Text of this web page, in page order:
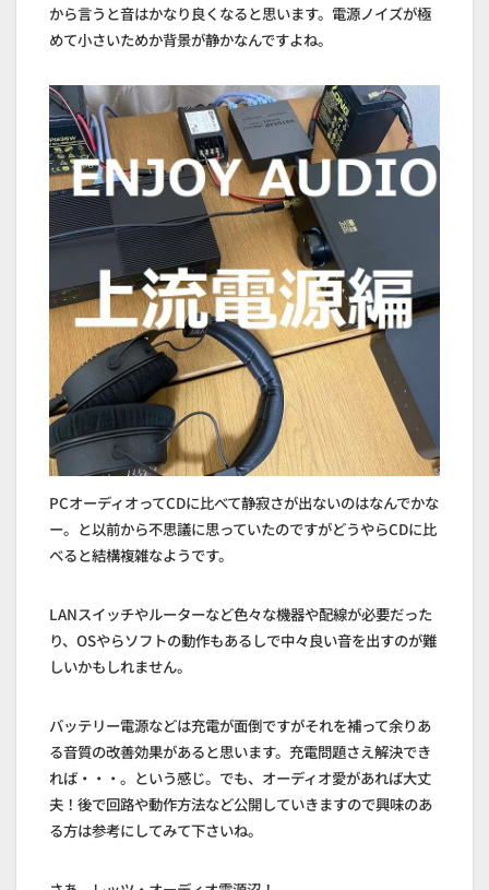
から言うと音はかなり良くなると思います。電源ノイズが極
めて小さいためか背景が静かなんですよね。
PCオーディオってCDに比べて静寂さが出ないのはなんでかな
ー。と以前から不思議に思っていたのですがどうやらCDに比
べると結構複雑なようです。
LANスイッチやルーターなど色々な機器や配線が必要だった
り、OSやらソフトの動作もあるしで中々良い音を出すのが難
しいかもしれません。
バッテリー電源などは充電が面倒ですがそれを補って余りあ
る音質の改善効果があると思います。充電問題さえ解決でき
れば・・・。という感じ。でも、オーディオ愛があれば大丈
夫！後で回路や動作方法など公開していきますので興味のあ
る方は参考にしてみて下さいね。